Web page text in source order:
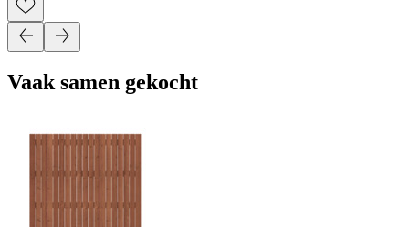
Vaak samen gekocht